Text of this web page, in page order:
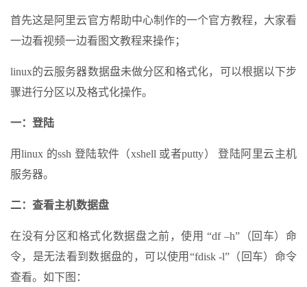
首先这是阿里云官方帮助中心制作的一个官方教程，大家看
一边看视频一边看图文教程来操作；
linux的云服务器数据盘未做分区和格式化，可以根据以下步
骤进行分区以及格式化操作。
一：登陆
用linux 的ssh 登陆软件（xshell 或者putty） 登陆阿里云主机
服务器。
二：查看主机数据盘
在没有分区和格式化数据盘之前，使用 “df –h”（回车）命
令，是无法看到数据盘的，可以使用“fdisk -l”（回车）命令
查看。如下图：